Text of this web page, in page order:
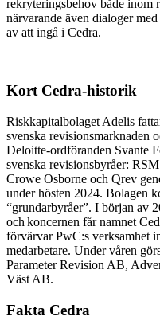
rekryteringsbehov både
närvarande även dialoger
av att ingå i Cedra.
Kort Cedra-historik
Riskkapitalbolaget Adelis
svenska revisionsmarknaden
Deloitte-ordföranden Svante
svenska revisionsbyråer:
Crowe Osborne och Qrev
under hösten 2024. Bolagen
“grundarbyråer”. I början av
och koncernen får namnet
förvärvar PwC:s verksamhet
medarbetare. Under våren
Parameter Revision AB,
Väst AB.
Fakta Cedra